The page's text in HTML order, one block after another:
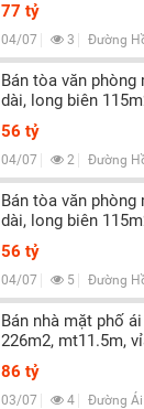
77 tỷ
04/07 3 Đường
Bán tòa văn
dài, long biên
56 tỷ
04/07 2 Đường
Bán tòa văn
dài, long biên
56 tỷ
04/07 5 Đường
Bán nhà mặt phố
226m2, mt11.5m,
86 tỷ
03/07 4 Đường Ái